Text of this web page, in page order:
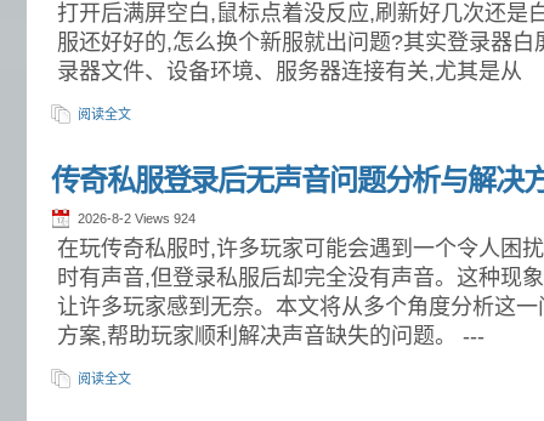
打开后满屏空白,鼠标点着没反应,刷新好几次还是
服还好好的,怎么换个新服就出问题?其实登录器白
录器文件、设备环境、服务器连接有关,尤其是从
阅读全文
传奇私服登录后无声音问题分析与解决
2026-8-2 Views 924
在玩传奇私服时,许多玩家可能会遇到一个令人困
时有声音,但登录私服后却完全没有声音。这种现
让许多玩家感到无奈。本文将从多个角度分析这
方案,帮助玩家顺利解决声音缺失的问题。 ---
阅读全文